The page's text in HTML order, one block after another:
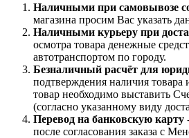
Наличными при самовывозе
магазина просим Вас указать
Наличными курьеру при
осмотра товара денежные
автотранспортом по городу.
Безналичный расчёт для
подтверждения наличия
товар необходимо выставить
(согласно указанному виду
Перевод на банковскую карту
после согласования заказа с